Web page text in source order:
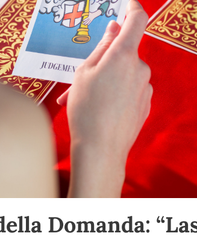
Domanda: